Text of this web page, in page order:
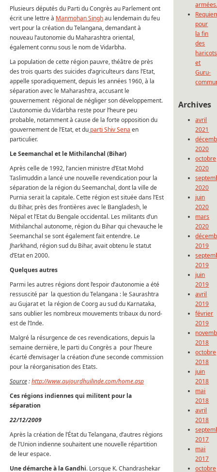
Plusieurs députés du Parti du Congrès au Parlement ont
écrit une lettre à Manmohan Singhau lendemain du feu
vert pour la création du Telangana, demandant à
nouveau l’autonomie du Maharashtra oriental,
également connu sous le nom de Vidarbha.
La population de cette région pauvre, théâtre de près
des trois quarts des suicides d’agriculteurs dans l’Etat,
appelle sporadiquement, depuis les années 1960, à la
séparation avec le Maharashtra, accusant le
gouvernement régional de négliger son développement.
L’autonomie du Vidarbha reste pour l’heure peu
probable, notamment à cause de la forte opposition du
gouvernement de l’Etat, et du parti Shiv Sena en
particulier.
Le Seemanchal et le Mithilanchal (Bihar)
Après celle de 1992, l’ancien ministre d’Etat Mohd
Taslimuddin a lancé une nouvelle revendication pour la
séparation de la région du Seemanchal, dont la ville de
Purnia serait la capitale. Cette région est située dans l’Est
du Bihar, près des frontières avec le Bangladesh, le
Népal et l’Etat du Bengale occidental. Les militants d’un
Mithilanchal autonome, région du Bihar qui chevauche le
Seemanchal se sont également fait entendre. Le
Jharkhand, région sud du Bihar, avait obtenu le statut
d’Etat en 2000.
Quelques autres
Parmi les autres régions dont l’espoir d’autonomie a été
ressuscité par la question du Telangana : le Saurashtra
au Gujarat et la région de Coorg au sud du Karnataka,
sans oublier les nombreux mouvements tribaux du nord-
est de l’Inde.
Malgré la résurgence de ces revendications, depuis la
semaine dernière, le parti du Congrès a pour l’heure
écarté d’envisager la création d’une seconde commission
pour la réorganisation des Etats.
Source:http://www.aujourdhuilinde.com/home.asp
Ces régions indiennes qui militent pour la
séparation
22/12/2009
Après la création de l’État du Telangana, d’autres régions
de l’Union indienne souhaitent une nouvelle répartition
de leur espace.
Une démarche à la Gandhi. Lorsque K. Chandrashekar
pour
la fin
des
et
Guru-
Archives
avril
2021
2020
octobre
2020
2020
juin
2020
mars
2020
2019
2019
juin
2019
avril
2019
février
2019
2018
octobre
2018
juin
2018
mai
2018
avril
2018
2017
mai
2017
octobre